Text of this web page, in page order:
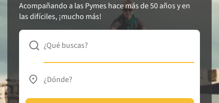
Acompañando a las Pymes hace más de 50 años y en
las difíciles, ¡mucho más!
¿Qué buscas?
¿Dónde?